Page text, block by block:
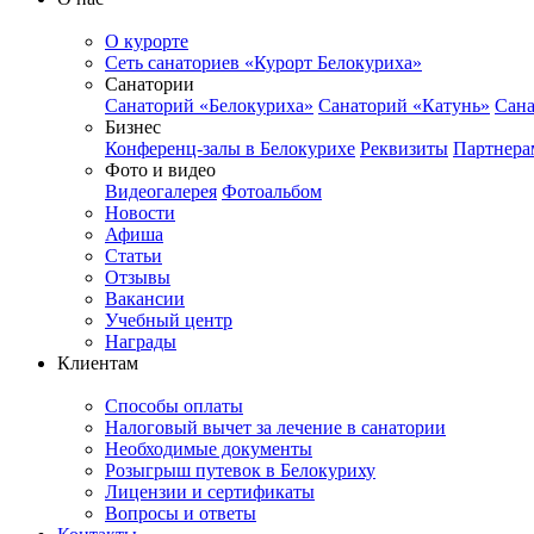
О курорте
Сеть санаториев «Курорт Белокуриха»
Санатории
Санаторий «Белокуриха» Санаторий «Катунь»
Бизнес
Конференц-залы в Белокурихе Реквизиты
Фото и видео
Видеогалерея Фотоальбом
Новости
Афиша
Статьи
Отзывы
Вакансии
Учебный центр
Награды
Клиентам
Способы оплаты
Налоговый вычет за лечение в санатории
Необходимые документы
Розыгрыш путевок в Белокуриху
Лицензии и сертификаты
Вопросы и ответы